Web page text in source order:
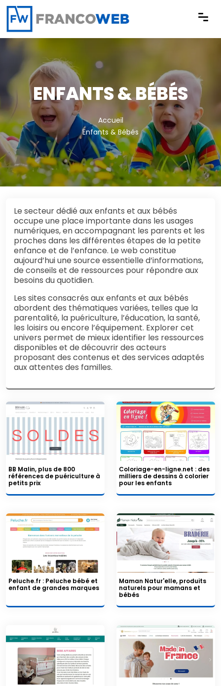
Panneau de gestion des cookies
ENFANTS & BÉBÉS
Accueil
Enfants & Bébés
Le secteur dédié aux enfants et aux bébés
occupe une place importante dans les usages
numériques, en accompagnant les parents et les
proches dans les différentes étapes de la petite
enfance et de l’enfance. Le web constitue
aujourd’hui une source essentielle d’informations,
de conseils et de ressources pour répondre aux
besoins du quotidien.
Les sites consacrés aux enfants et aux bébés
abordent des thématiques variées, telles que la
parentalité, la puériculture, l’éducation, la santé,
les loisirs ou encore l’équipement. Explorer cet
univers permet de mieux identifier les ressources
disponibles et de découvrir des acteurs
proposant des contenus et des services adaptés
aux attentes des familles.
BB Malin, plus de 800
références de puériculture à
petits prix
Coloriage-en-ligne.net : des
milliers de dessins à colorier
pour les enfants
Peluche.fr : Peluche bébé et
enfant de grandes marques
Maman Natur'elle, produits
naturels pour mamans et
bébés